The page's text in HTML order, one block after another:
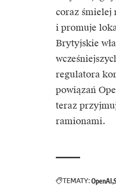
coraz śmielej
i promuje
Brytyjskie
regulatora
powiązań
teraz
ramionami.
TEMATY:OpenAI